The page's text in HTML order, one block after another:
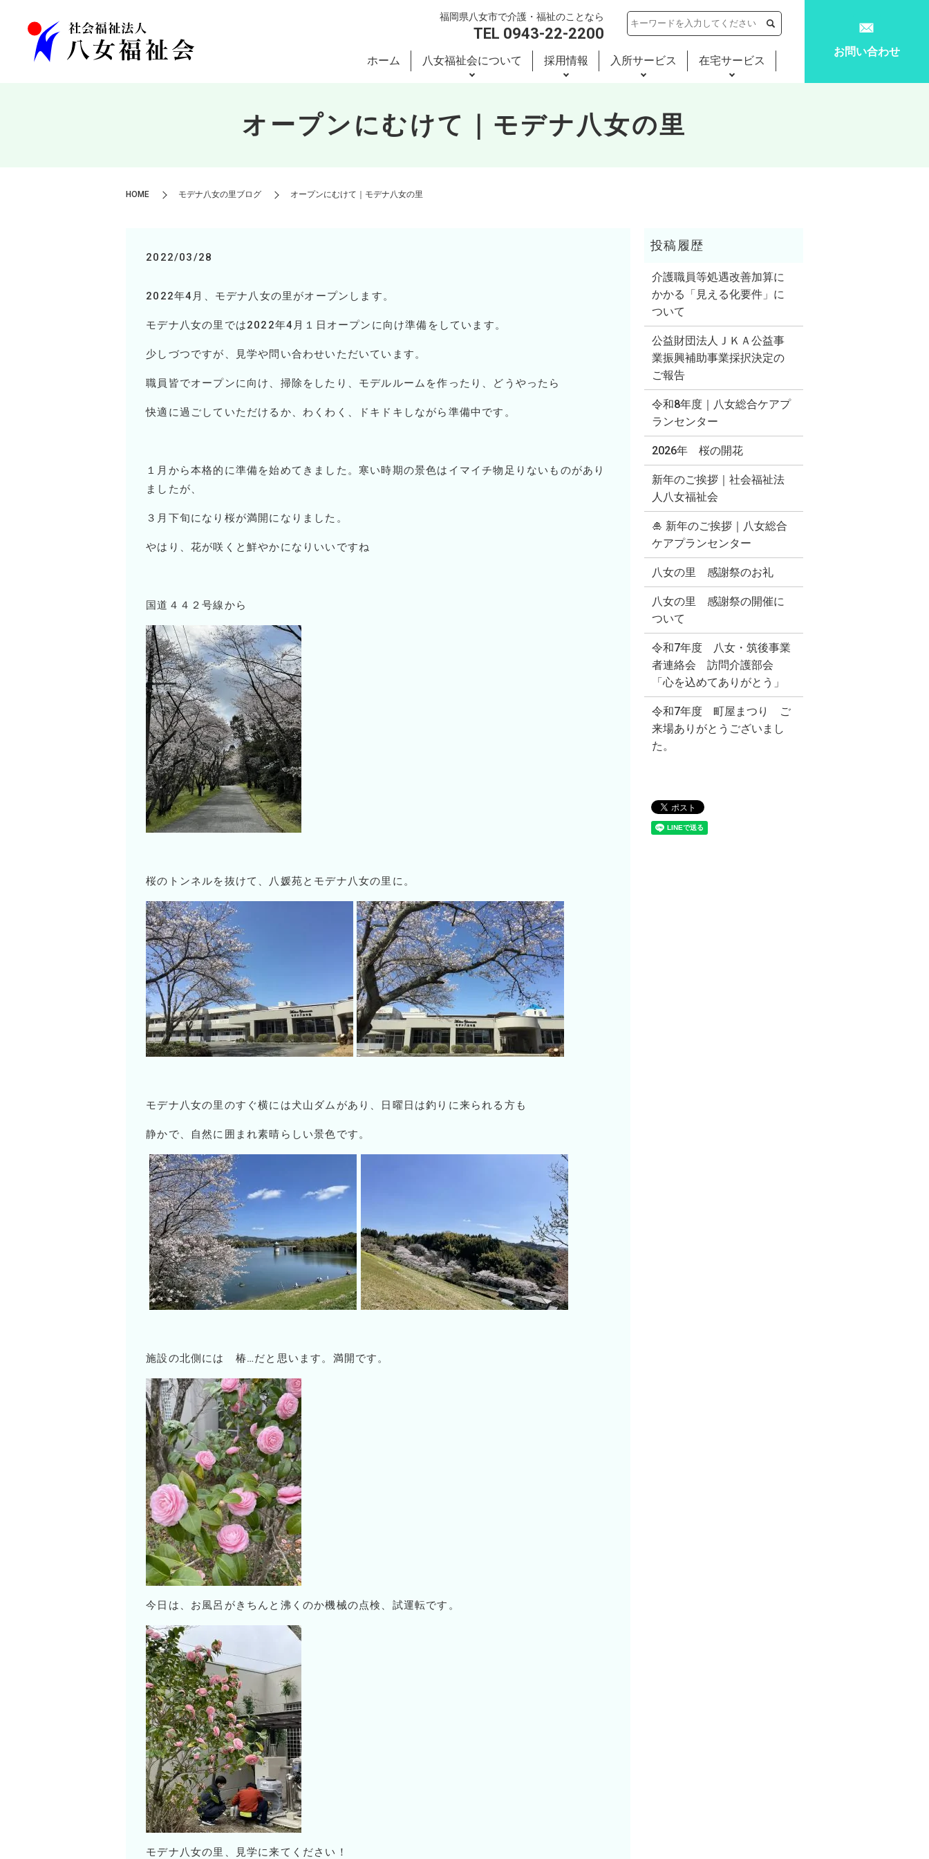
ホーム 八女福祉会について 採用情報 入所サービス 在宅サービス
福岡県八女市で介護・福祉のことなら
TEL 0943-22-2200
お問い合わせ
オープンにむけて｜モデナ八女の里
HOME モデナ八女の里ブログ オープンにむけて｜モデナ八女の里
2022/03/28
2022年4 月、モデナ八女の里がオープンします。
モデナ八女の里では2022年4 月１日オープンに向け準備をしています。
少しづつですが、見学や問い合わせいただいています。
職員皆でオープンに向け、掃除をしたり、モデルルームを作ったり、どうやったら
快適に過ごしていただけるか、わくわく、ドキドキしながら準備中です。
１月から本格的に準備を始めてきました。寒い時期の景色はイマイチ物足りないものがあり
ましたが、
３月下旬になり桜が満開になりました。
やはり、花が咲くと鮮やかになりいいですね
国道４４２号線から
桜のトンネルを抜けて、八媛苑とモデナ八女の里に。
モデナ八女の里のすぐ横には犬山ダムがあり、日曜日は釣りに来られる方も
静かで、自然に囲まれ素晴らしい景色です。
施設の北側には 椿…だと思います。満開です。
今日は、お風呂がきちんと沸くのか機械の点検、試運転です。
モデナ八女の里、見学に来てください！
介護職員等処遇改善加算に
かかる「見える化要件」に
ついて
公益財団法人ＪＫＡ公益事
業振興補助事業採択決定の
ご報告
令和8年度｜八女総合ケアプ
ランセンター
2026年 桜の開花
新年のご挨拶｜社会福祉法
人八女福祉会
🎍 新年のご挨拶｜八女総合
ケアプランセンター
八女の里 感謝祭のお礼
八女の里 感謝祭の開催に
ついて
令和7年度 八女・筑後事業
者連絡会 訪問介護部会
「心を込めてありがとう」
令和7年度 町屋まつり ご
来場ありがとうございまし
た。